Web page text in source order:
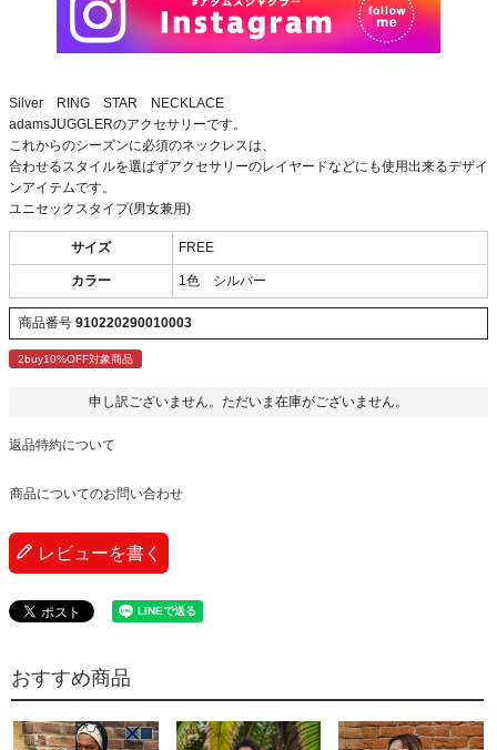
Silver RING STAR NECKLACE
adamsJUGGLERのアクセサリーです。
これからのシーズンに必須のネックレスは、
合わせるスタイルを選ばずアクセサリーのレイヤードなどにも使用出来るデザイ
ンアイテムです。
ユニセックスタイプ(男女兼用)
サイズ FREE
カラー 1色 シルバー
商品番号 910220290010003
2buy10%OFF対象商品
申し訳ございません。ただいま在庫がございません。
返品特約について
商品についてのお問い合わせ
レビューを書く
おすすめ商品